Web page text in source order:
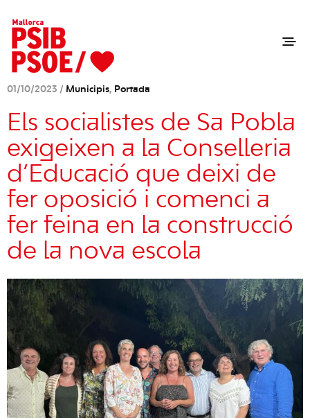
01/10/2023 / Municipis, Portada
Els socialistes de Sa Pobla
exigeixen a la Conselleria
d’Educació que deixi de
fer oposició i comenci a
fer feina en la construcció
de la nova escola